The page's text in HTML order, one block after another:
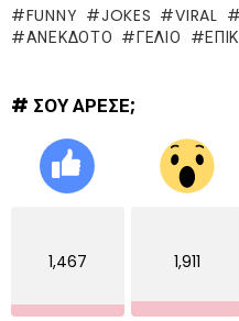
FUNNY JOKES VIRAL
ΑΝΕΚΔΟΤΟ
ΓΈΛΙΟ
# ΣΟΥ ΑΡΕΣΕ;
1,467 1,911